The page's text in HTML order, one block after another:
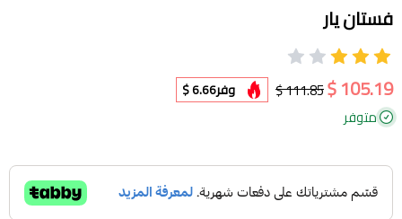
فستان يار
105.19 $
111.85 $ وفر6.66 $
متوفر